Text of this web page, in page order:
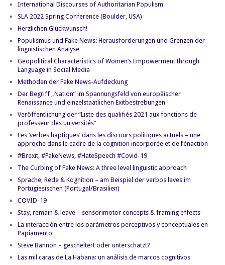
International Discourses of Authoritarian Populism
SLA 2022 Spring Conference (Boulder, USA)
Herzlichen Glückwunsch!
Populismus und Fake News: Herausforderungen und Grenzen der
linguistischen Analyse
Geopolitical Characteristics of Women’s Empowerment through
Language in Social Media
Methoden der Fake News-Aufdeckung
Der Begriff „Nation“ im Spannungsfeld von europäischer
Renaissance und einzelstaatlichen Exitbestrebungen
Veröffentlichung der “Liste des qualifiés 2021 aux fonctions de
professeur des universités”
Les ‘verbes haptiques’ dans les discours politiques actuels – une
approche dans le cadre de la cognition incorporée et de l’énaction
#Brexit, #FakeNews, #HateSpeech #Covid-19
The Curbing of Fake News: A three level linguistic approach
Sprache, Rede & Kognition – am Beispiel der verbos leves im
Portugiesischen (Portugal/Brasilien)
COVID-19
Stay, remain & leave – sensorimotor concepts & framing effects
La interacción entre los parámetros perceptivos y conceptuales en
Papiamento
Steve Bannon – gescheitert oder unterschätzt?
Las mil caras de La Habana: un análisis de marcos cognitivos